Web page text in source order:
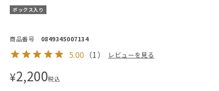
ボックス入り
商品番号 0849345007134
5.00 （1） レビューを見る
¥2,200税込